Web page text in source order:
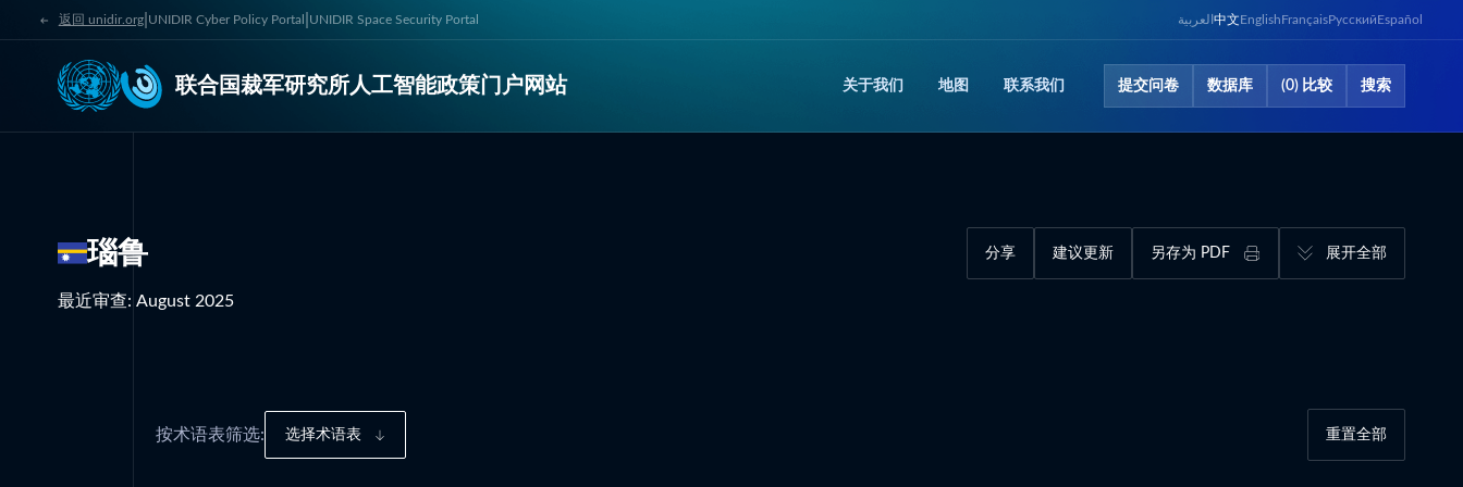
返回 unidir.org| UNIDIR Cyber Policy Portal UNIDIR Space Security Portal العربية 中文EnglishFrançaisРусскийEspañol
联合国裁军研究所人工智能政策门户网站 关于我们 地图​ 联系​我们 提交问卷​ 数据库​ (0) 比较 搜索
瑙鲁
最近审查: August 2025
分享 建议更新 另存为 PDF 展开全部
按术语表筛选: 选择术语表 重置全部